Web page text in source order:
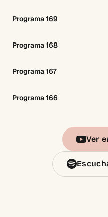
Programa 169
Programa 168
Programa 167
Programa 166
Ver